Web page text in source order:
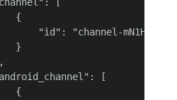
{
"id": "channel-mN1Hw"
}
[
{